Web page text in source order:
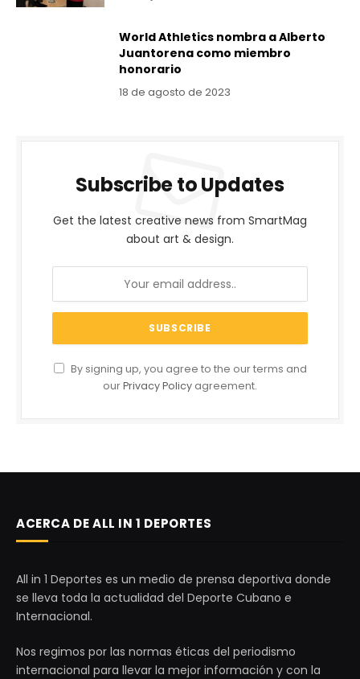
World Athletics nombra a Alberto
Juantorena como miembro
honorario
18 de agosto de 2023
Subscribe to Updates
Get the latest creative news from SmartMag
about art & design.
By signing up, you agree to the our terms and
ourPrivacy Policy agreement.
ACERCA DE ALL IN 1 DEPORTES
All in 1 Deportes es un medio de prensa deportiva donde
se lleva toda la actualidad del Deporte Cubano e
Internacional.
Nos regimos por las normas éticas del periodismo
internacional para llevar la mejor información y con la